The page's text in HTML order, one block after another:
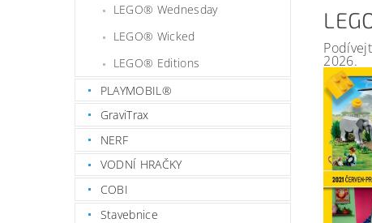
LEGO® Wednesday
LEGO® Wicked
LEGO® Editions
PLAYMOBIL®
GraviTrax
NERF
VODNÍ HRAČKY
COBI
Stavebnice
2026.